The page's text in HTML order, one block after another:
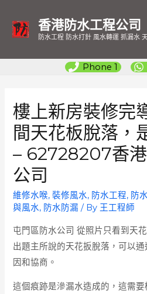
香港防水工程公司
防水工程 防水打針 風水轉運 抓漏水
Phone 1
樓上新房裝修完
間天花板脫落，
– 62728207香
公司
維修水喉,裝修風水, 防水工程, 防
與風水, 防水防漏 / By 王工程師
屯門區防水公司從照片只看到天
出題主所說的天花扳脫落，可以
因和協商。
這個痕跡是滲漏水造成的，這需